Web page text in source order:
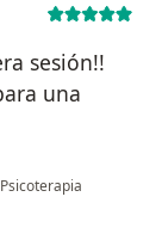
sesión!!
una
Psicoterapia